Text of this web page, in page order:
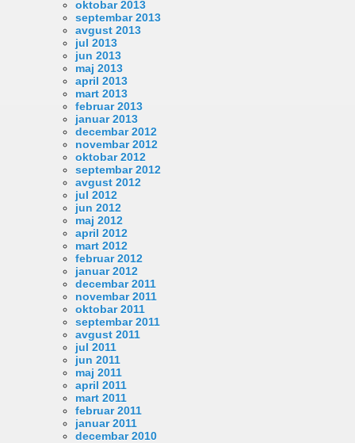
oktobar 2013
septembar 2013
avgust 2013
jul 2013
jun 2013
maj 2013
april 2013
mart 2013
februar 2013
januar 2013
decembar 2012
novembar 2012
oktobar 2012
septembar 2012
avgust 2012
jul 2012
jun 2012
maj 2012
april 2012
mart 2012
februar 2012
januar 2012
decembar 2011
novembar 2011
oktobar 2011
septembar 2011
avgust 2011
jul 2011
jun 2011
maj 2011
april 2011
mart 2011
februar 2011
januar 2011
decembar 2010